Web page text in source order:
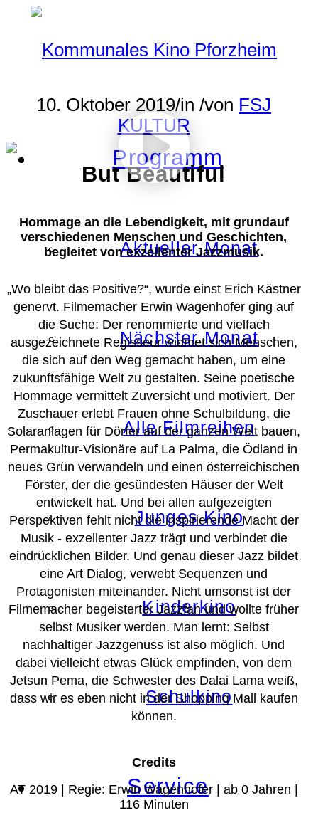
Programm
Aktueller Monat
Nächster Monat
Alle Filmreihen
Junges Kino
Kinderkino
Schulkino
Service
10. Oktober 2019/in /von FSJ
KULTUR
But Beautiful
Hommage an die Lebendigkeit, mit grundauf
verschiedenen Menschen und Geschichten,
begleitet von exzellenter Jazzmusik.
„Wo bleibt das Positive?“, wurde einst Erich Kästner
genervt. Filmemacher Erwin Wagenhofer ging auf
die Suche: Der renommierte und vielfach
ausgezeichnete Regisseur widmet sich Menschen,
die sich auf den Weg gemacht haben, um eine
zukunftsfähige Welt zu gestalten. Seine poetische
Hommage vermittelt Zuversicht und motiviert. Der
Zuschauer erlebt Frauen ohne Schulbildung, die
Solaranlagen für Dörfer auf der ganzen Welt bauen,
Permakultur-Visionäre auf La Palma, die Ödland in
neues Grün verwandeln und einen österreichischen
Förster, der die gesündesten Häuser der Welt
entwickelt hat. Und bei allen aufgezeigten
Perspektiven fehlt nicht die inspirierende Macht der
Musik - exzellenter Jazz trägt und verbindet die
eindrücklichen Bilder. Und genau dieser Jazz bildet
eine Art Dialog, verwebt Sequenzen und
Protagonisten miteinander. Nicht umsonst ist der
Filmemacher begeisterter Jazzfan und wollte früher
selbst Musiker werden. Man lernt: Selbst
nachhaltiger Jazzgenuss ist also möglich. Und
dabei vielleicht etwas Glück empfinden, von dem
Jetsun Pema, die Schwester des Dalai Lama weiß,
dass wir es eben nicht in der Shopping Mall kaufen
können.
Credits
AT 2019 | Regie: Erwin Wagenhofer | ab 0 Jahren |
116 Minuten